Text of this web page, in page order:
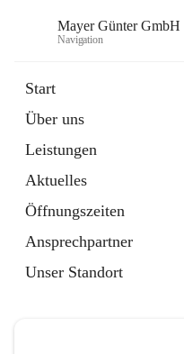
Mayer Günter GmbH
Navigation
Start
Über uns
Leistungen
Aktuelles
Öffnungszeiten
Ansprechpartner
Unser Standort
Artikel
in
Tab
TRANSPORTE
Artikel
öffnet
in
neuem
Tab